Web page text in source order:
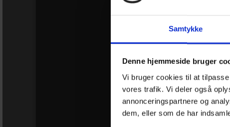
Samtykke
Denne hjemmeside bruger
Vi bruger cookies til at
vores trafik. Vi deler også
annonceringspartnere og
dem, eller som de har